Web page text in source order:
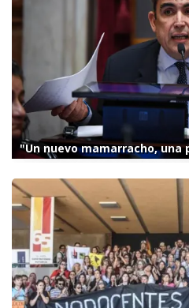
"Un nuevo mamarracho,